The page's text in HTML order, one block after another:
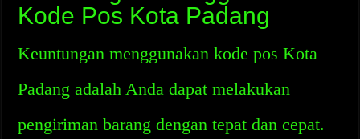
Kode Pos Kota Padang
Keuntungan menggunakan kode pos Kota
Padang adalah Anda dapat melakukan
pengiriman barang dengan tepat dan cepat.